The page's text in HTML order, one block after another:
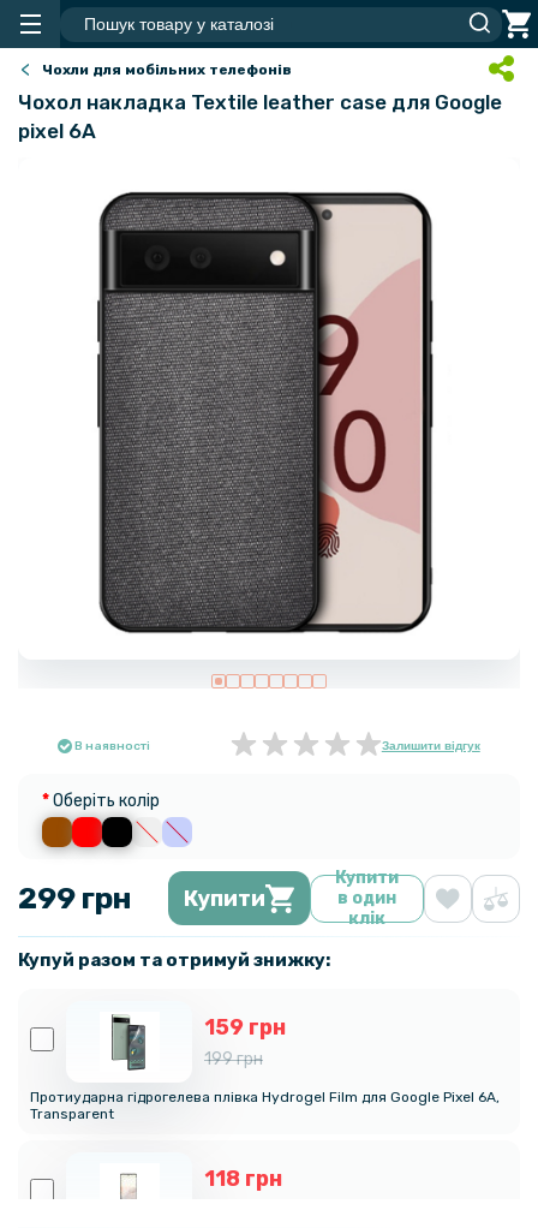
Чохли для мобільних телефонів
Чохол накладка Textile leather саse для Google
pixel 6A
В наявності Залишити відгук
Оберіть колір
299 грн Купити
Купити
в один
клік
Купуй разом та отримуй знижку:
159 грн
199 грн
Протиударна гідрогелева плівка Hydrogel Film для Google Pixel 6A,
Transparent
118 грн